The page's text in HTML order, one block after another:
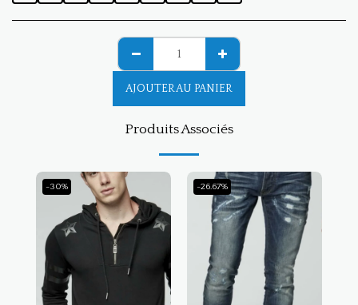
AJOUTER AU PANIER
Produits Associés
-30% -26.67%